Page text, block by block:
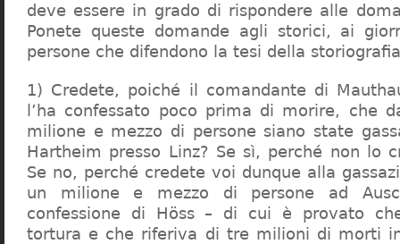
deve essere in grado di rispondere alle
Ponete queste domande agli storici, ai
persone che difendono la tesi della
1) Credete, poiché il comandante di
l’ha confessato poco prima di morire, che
milione e mezzo di persone siano state
Hartheim presso Linz? Se sì, perché non lo
Se no, perché credete voi dunque alla
un milione e mezzo di persone ad
confessione di Höss – di cui è provato
tortura e che riferiva di tre milioni di morti